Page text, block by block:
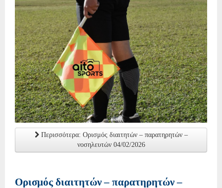
Περισσότερα: Ορισμός διαιτητών – παρατηρητών –
νοσηλευτών 04/02/2026
Ορισμός διαιτητών – παρατηρητών –